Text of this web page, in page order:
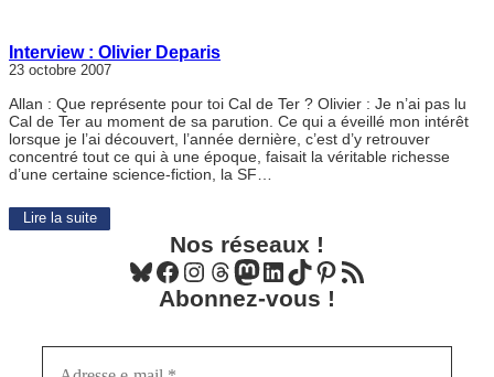
Interview : Olivier Deparis
23 octobre 2007
Allan : Que représente pour toi Cal de Ter ? Olivier : Je n’ai pas lu
Cal de Ter au moment de sa parution. Ce qui a éveillé mon intérêt
lorsque je l’ai découvert, l’année dernière, c’est d’y retrouver
concentré tout ce qui à une époque, faisait la véritable richesse
d’une certaine science-fiction, la SF…
Lire la suite
Nos réseaux !
Bluesky Facebook Instagram Threads Mastodon LinkedIn TikTok Pinterest Flux RSS
Abonnez-vous !